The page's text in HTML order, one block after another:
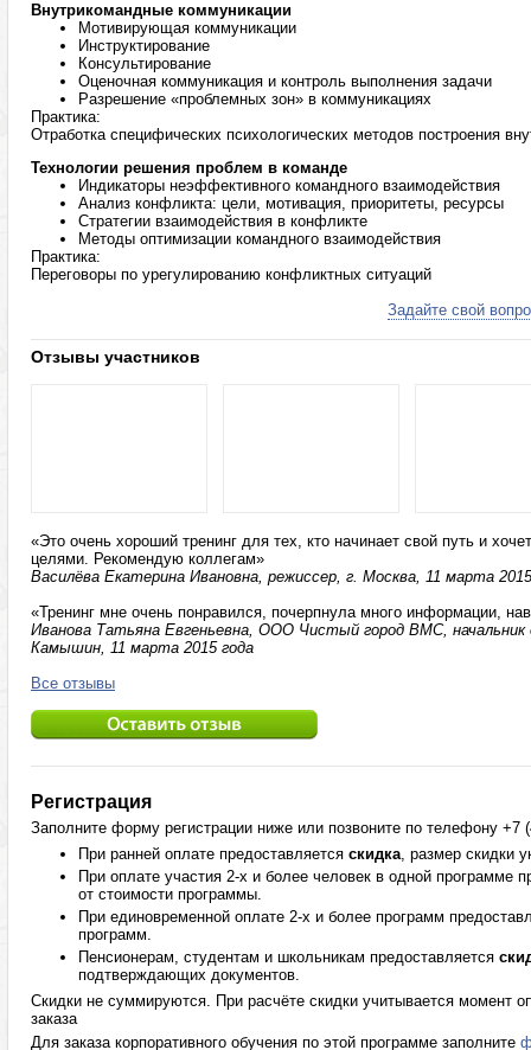
Внутрикомандные коммуникации
Мотивирующая коммуникации
Инструктирование
Консультирование
Оценочная коммуникация и контроль выполнения задачи
Разрешение «проблемных зон» в коммуникациях
Практика:
Отработка специфических психологических методов построения
Технологии решения проблем в команде
Индикаторы неэффективного командного взаимодействия
Анализ конфликта: цели, мотивация, приоритеты, ресурсы
Стратегии взаимодействия в конфликте
Методы оптимизации командного взаимодействия
Практика:
Переговоры по урегулированию конфликтных ситуаций
Задайте свой
Отзывы участников
«Это очень хороший тренинг для тех, кто начинает свой путь и
целями. Рекомендую коллегам»
Василёва Екатерина Ивановна, режиссер, г. Москва, 11 марта
«Тренинг мне очень понравился, почерпнула много информации,
Иванова Татьяна Евгеньевна, ООО Чистый город ВМС,
Камышин, 11 марта 2015 года
Все отзывы
Регистрация
Заполните форму регистрации ниже или позвоните по телефону +7
При ранней оплате предоставляется скидка, размер скидки
При оплате участия 2-х и более человек в одной программе
от стоимости программы.
При единовременной оплате 2-х и более программ
программ.
Пенсионерам, студентам и школьникам предоставляется
подтверждающих документов.
Скидки не суммируются. При расчёте скидки учитывается момент
заказа
Для заказа корпоративного обучения по этой программе заполните